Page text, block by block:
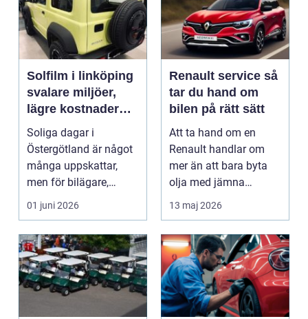
Solfilm i linköping
svalare miljöer,
lägre kostnader
och bättre komfort
Soliga dagar i
Östergötland är något
många uppskattar,
men för bilägare,
båtägare och
fastighetsförv...
01 juni 2026
Renault service så
tar du hand om
bilen på rätt sätt
Att ta hand om en
Renault handlar om
mer än att bara byta
olja med jämna
mellanrum. För många
biläga...
13 maj 2026